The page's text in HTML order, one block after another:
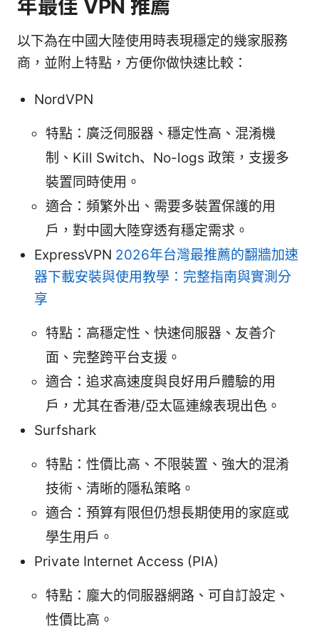
年最佳 VPN 推薦
以下為在中國大陸使用時表現穩定的幾家服務
商，並附上特點，方便你做快速比較：
NordVPN
特點：廣泛伺服器、穩定性高、混淆機
制、Kill Switch、No-logs 政策，支援多
裝置同時使用。
適合：頻繁外出、需要多裝置保護的用
戶，對中國大陸穿透有穩定需求。
ExpressVPN 2026年台灣最推薦的翻牆加速
器下載安裝與使用教學：完整指南與實測分
享
特點：高穩定性、快速伺服器、友善介
面、完整跨平台支援。
適合：追求高速度與良好用戶體驗的用
戶，尤其在香港/亞太區連線表現出色。
Surfshark
特點：性價比高、不限裝置、強大的混淆
技術、清晰的隱私策略。
適合：預算有限但仍想長期使用的家庭或
學生用戶。
Private Internet Access (PIA)
特點：龐大的伺服器網路、可自訂設定、
性價比高。